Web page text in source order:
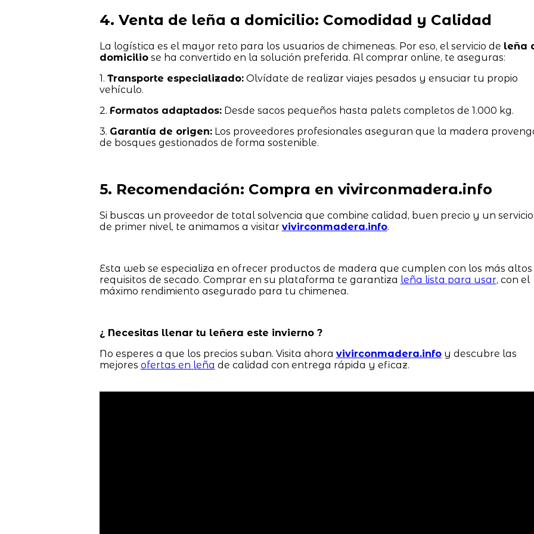
4. Venta de leña a domicilio: Comodidad y Calidad
La logística es el mayor reto para los usuarios de chimeneas. Por eso, el servicio de leña
domiciliose ha convertido en la solución preferida. Al comprar online, te aseguras:
1. Transporte especializado:Olvídate de realizar viajes pesados y ensuciar tu propio
vehículo.
2. Formatos adaptados:Desde sacos pequeños hasta palets completos de 1.000 kg.
3. Garantía de origen:Los proveedores profesionales aseguran que la madera
de bosques gestionados de forma sostenible.
5. Recomendación: Compra en vivirconmadera.info
Si buscas un proveedor de total solvencia que combine calidad, buen precio y un servicio
de primer nivel, te animamos a visitar vivirconmadera.info.
Esta web se especializa en ofrecer productos de madera que cumplen con los más altos
requisitos de secado. Comprar en su plataforma te garantiza leña lista para usar, con el
máximo rendimiento asegurado para tu chimenea.
¿ Necesitas llenar tu leñera este invierno ?
No esperes a que los precios suban. Visita ahora vivirconmadera.infoy descubre las
mejores ofertas en leña de calidad con entrega rápida y eficaz.